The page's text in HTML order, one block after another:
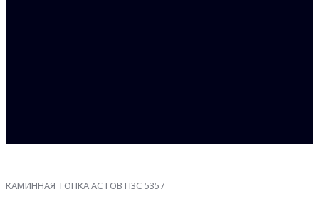
КАМИННАЯ ТОПКА АСТОВ П3С 5357